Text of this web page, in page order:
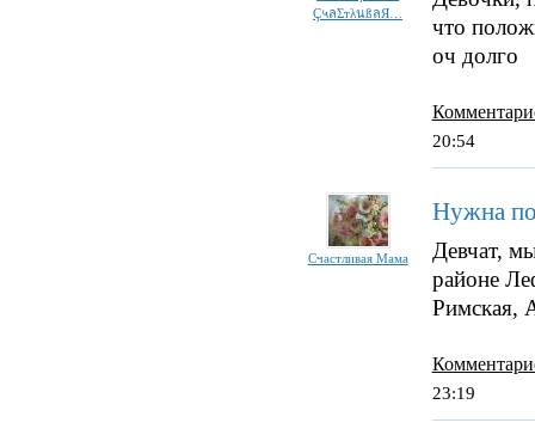
Ç५ลΣтλนßลЯ…
что
оч долго
20:54
Счастливая Мама
Нужна
Девчат,
районе
Римская,
23:19